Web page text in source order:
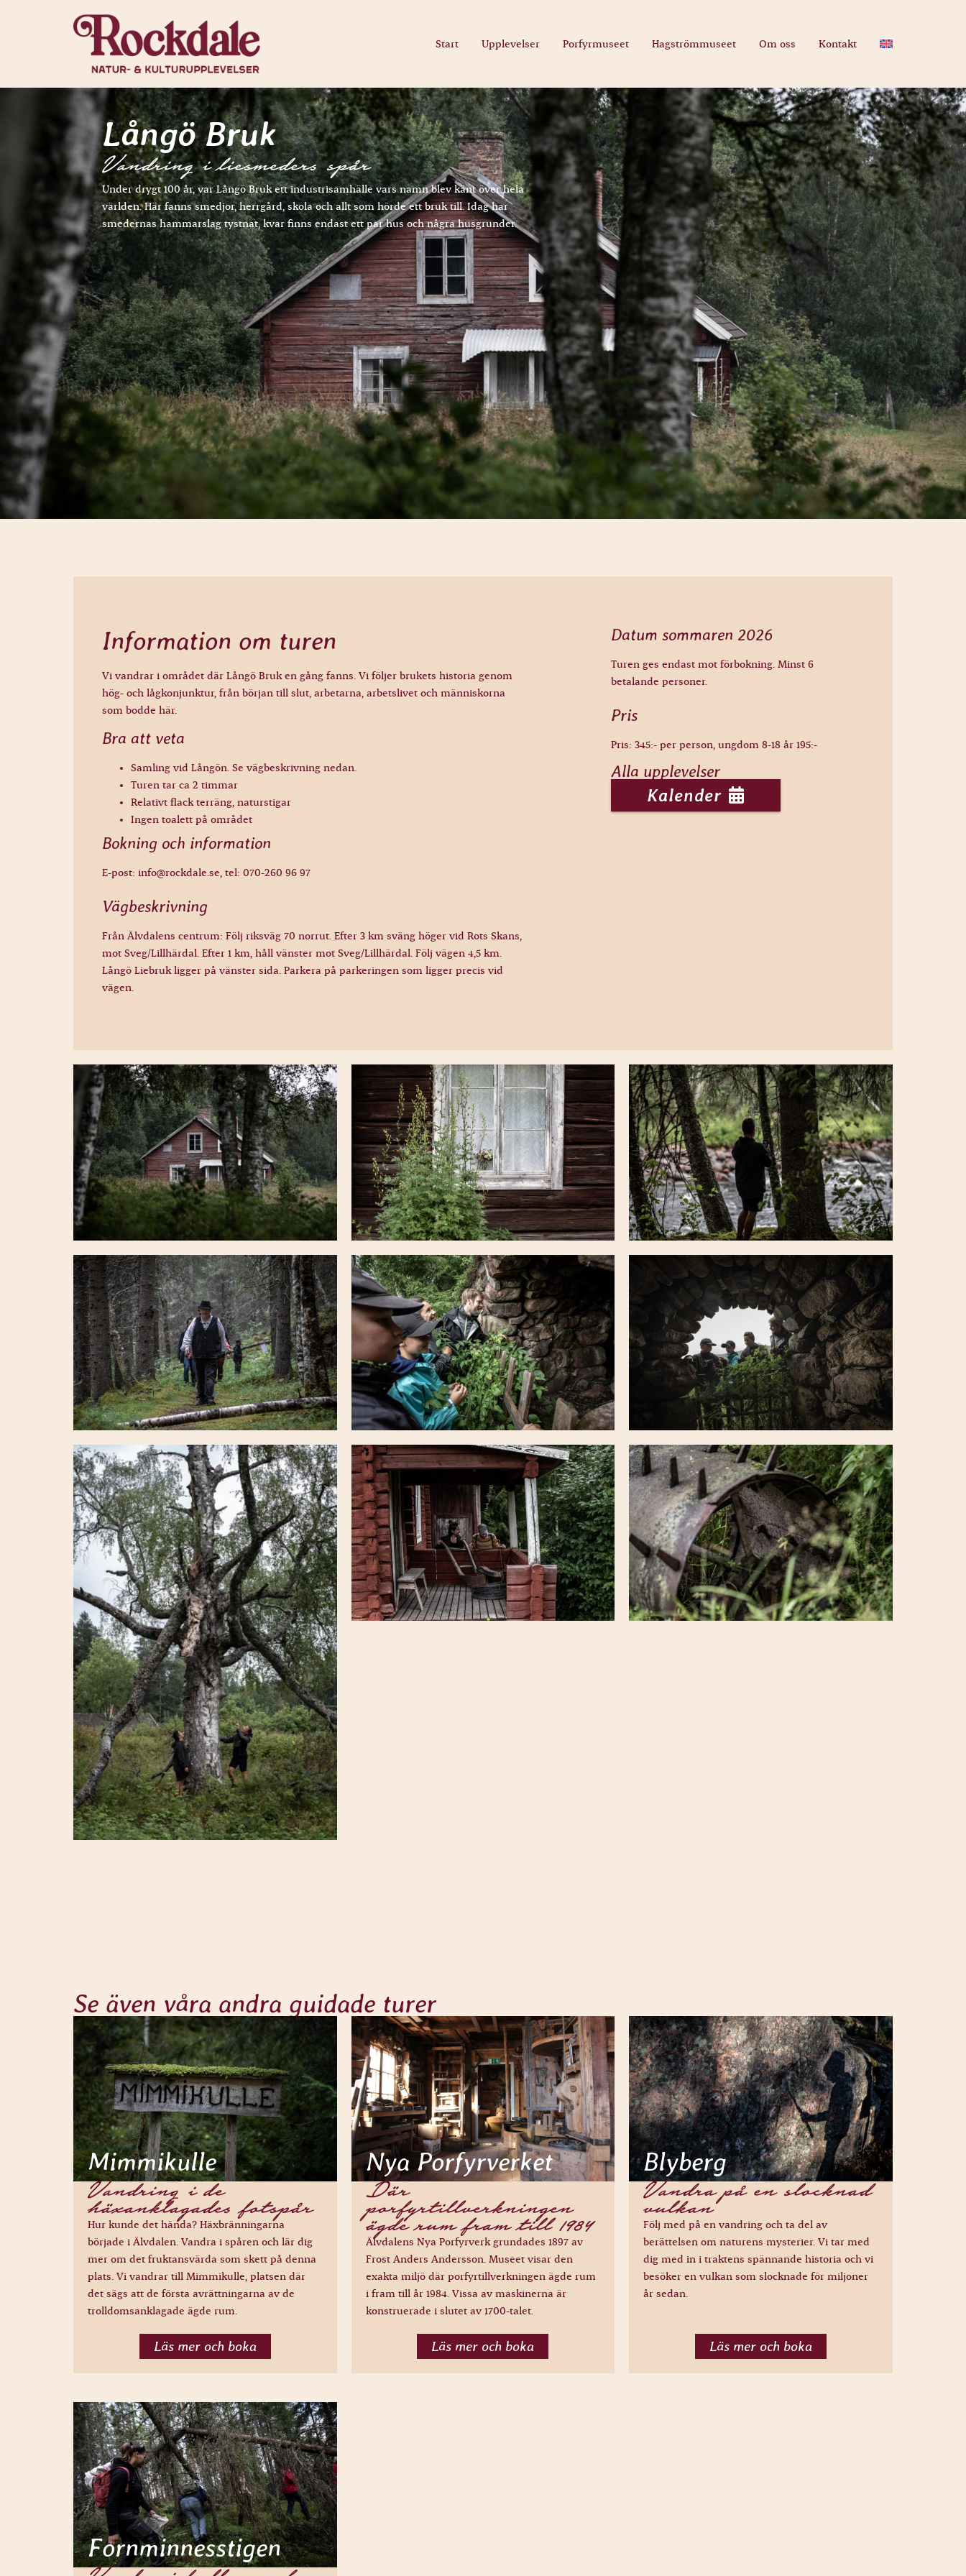
Start Upplevelser Porfyrmuseet Hagströmmuseet Om oss Kontakt
Långö Bruk
Vandring i liesmeders spår
Under drygt 100 år, var Långö Bruk ett industrisamhälle vars namn blev känt över hela
världen. Här fanns smedjor, herrgård, skola och allt som hörde ett bruk till. Idag har
smedernas hammarslag tystnat, kvar finns endast ett par hus och några husgrunder.
Information om turen
Vi vandrar i området där Långö Bruk en gång fanns. Vi följer brukets historia genom
hög- och lågkonjunktur, från början till slut, arbetarna, arbetslivet och människorna
som bodde här.
Bra att veta
Samling vid Långön. Se vägbeskrivning nedan.
Turen tar ca 2 timmar
Relativt flack terräng, naturstigar
Ingen toalett på området
Bokning och information
E-post: info@rockdale.se , tel: 070-260 96 97
Vägbeskrivning
Från Älvdalens centrum: Följ riksväg 70 norrut. Efter 3 km sväng höger vid Rots Skans,
mot Sveg/Lillhärdal. Efter 1 km, håll vänster mot Sveg/Lillhärdal. Följ vägen 4,5 km.
Långö Liebruk ligger på vänster sida. Parkera på parkeringen som ligger precis vid
vägen.
Datum sommaren 2026
Turen ges endast mot förbokning. Minst 6
betalande personer.
Pris
Pris: 345:- per person, ungdom 8-18 år 195:-
Alla upplevelser
Kalender
Se även våra andra guidade turer
Mimmikulle
Vandring i de
häxanklagades fotspår
Hur kunde det hända? Häxbränningarna
började i Älvdalen. Vandra i spåren och lär dig
mer om det fruktansvärda som skett på denna
plats. Vi vandrar till Mimmikulle, platsen där
det sägs att de första avrättningarna av de
trolldomsanklagade ägde rum.
Läs mer och boka
Nya Porfyrverket
Där
porfyrtillverkningen
ägde rum fram till 1984
Älvdalens Nya Porfyrverk grundades 1897 av
Frost Anders Andersson. Museet visar den
exakta miljö där porfyrtillverkningen ägde rum
i fram till år 1984. Vissa av maskinerna är
konstruerade i slutet av 1700-talet.
Läs mer och boka
Blyberg
Vandra på en slocknad
vulkan
Följ med på en vandring och ta del av
berättelsen om naturens mysterier. Vi tar med
dig med in i traktens spännande historia och vi
besöker en vulkan som slocknade för miljoner
år sedan.
Läs mer och boka
Fornminnesstigen